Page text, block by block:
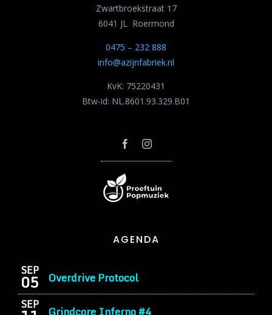
AGENDA
SEP
05 Overdrive Protocol
SEP Grindcore Inferno #4
Zwartbroekstraat 17
6041 JL Roermond
0475 – 232 888
info@azijnfabriek.nl
KvK: 75220431
Btw-id: NL.8601.93.329.B01